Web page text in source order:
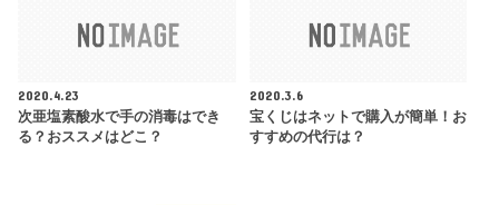
2020.4.23
次亜塩素酸水で手の消毒はでき
る？おススメはどこ？
2020.3.6
宝くじはネットで購入が簡単！お
すすめの代行は？